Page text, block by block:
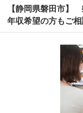
【静岡県磐田市】
年収希望の方もご相